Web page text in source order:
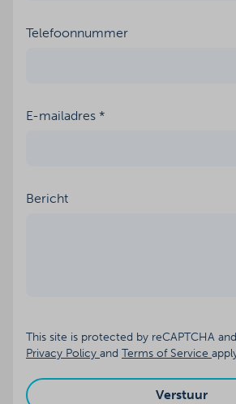
Telefoonnummer
E-mailadres *
Bericht
This site is protected by reCAPTCHA
Privacy Policy and Terms of Service
Verstuur